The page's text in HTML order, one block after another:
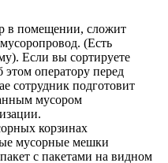
в помещении, сложит
(Есть
Если вы сортируете
оператору перед
сотрудник подготовит
мусором
корзинах
мусорные мешки
с пакетами на видном